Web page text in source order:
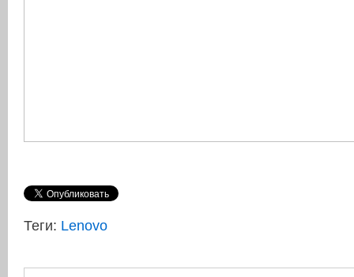
Теги: Lenovo